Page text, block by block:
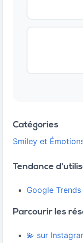
Catégories
Smiley et
Tendance
Google Trends
Parcourir les
💫 sur